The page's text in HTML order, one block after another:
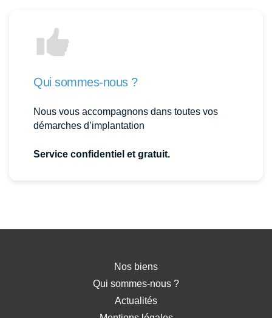
Qui sommes-nous ?
Nous vous accompagnons dans toutes vos
démarches d’implantation
Service confidentiel et gratuit.
Nos biens
Qui sommes-nous ?
Actualités